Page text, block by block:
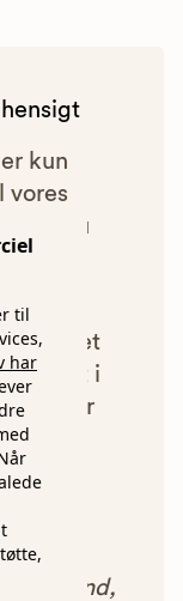
til
har
kun
vores
Du
her.
til
indgå et
vist i
der
har
vil